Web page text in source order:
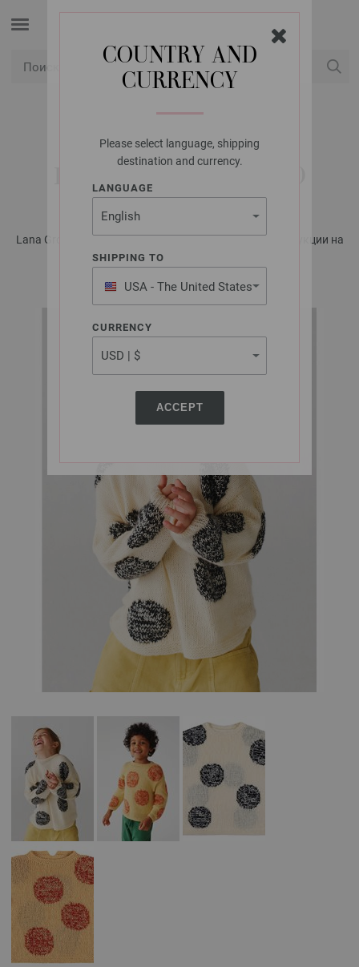
COUNTRY AND
CURRENCY
Please select language, shipping
destination and currency.
LANGUAGE
SHIPPING TO
USA - The United States
of America
CURRENCY
ACCEPT
LANA GROSSA
ПУЛОВЕР ECOPUNO
Lana Grossa KIDS No. 12 - Журнал на немецком, инструкции на
русском языке | Модель 13